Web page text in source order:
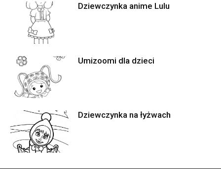
Dziewczynka anime Lulu
Umizoomi dla dzieci
Dziewczynka na łyżwach